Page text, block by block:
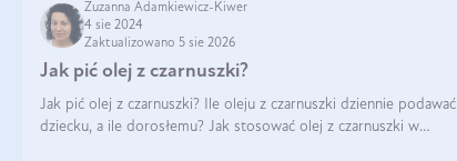
Zuzanna Adamkiewicz-Kiwer
4 sie 2024
Zaktualizowano 5 sie 2026
Jak pić olej z czarnuszki?
Jak pić olej z czarnuszki? Ile oleju z czarnuszki dziennie podawać
dziecku, a ile dorosłemu? Jak stosować olej z czarnuszki w